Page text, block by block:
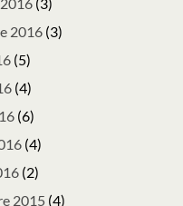
2016 (3)
(5)
(4)
(6)
(4)
(2)
2015 (4)